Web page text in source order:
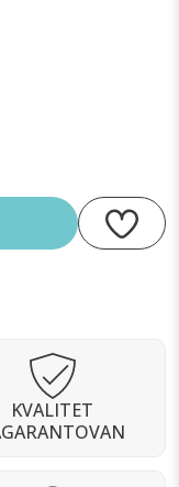
KVALITET